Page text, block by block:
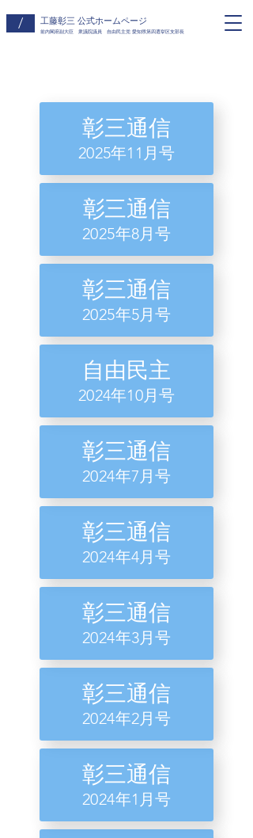
/ ​工藤彰三 公式ホームページ
前​内閣府副大臣 衆議院議員 自由民主党 愛知県第四選挙区支部長
​彰三通信
​2025年11月号
彰三通信
​2025年8月号
彰三通信
​2025年5月号
自由民主
​2024年10月号
彰三通信
​2024年7月号
彰三通信
​2024年4月号
彰三通信
​2024年3月号
彰三通信
​2024年2月号
彰三通信
​2024年1月号